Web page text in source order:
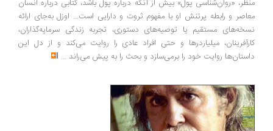
«روان‌شناسی پول» بیش از آنکه درباره پول باشد، کتابی درباره انسان
و رابطه پرتنش او با مفهوم ثروت و دارایی است... اوزل به‌جای ارائه
مستقیم یا توصیه‌های دستوری، تجربه زندگی سرمایه‌گذاران،
میلیاردرها و حتی افراد عادی را روایت می‌کند و از دل این
روایت خود را برمی‌سازد و بحث را به پیش می‌راند...